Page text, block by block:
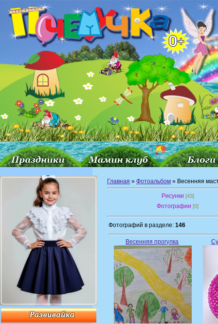
Главная » Фотоальбом » Весенняя
Рисунки [43]
Фотографии [0]
Фотографий в разделе: 146
Весенняя прогулка